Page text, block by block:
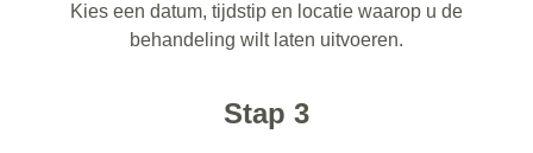
Kies een datum, tijdstip en locatie waarop u de
behandeling wilt laten uitvoeren.
Stap 3